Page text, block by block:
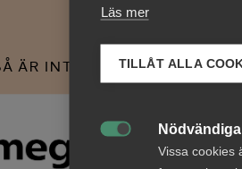
Läs mer
TILLÅT ALLA
Vissa cookies
ÄR INTRESSERAD AV